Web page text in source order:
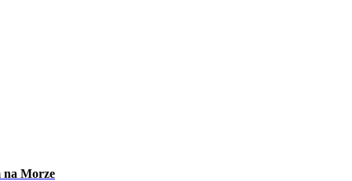
na Morze